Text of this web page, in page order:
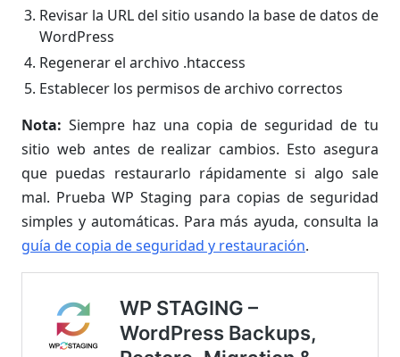
Revisar la URL del sitio usando la base de datos de
WordPress
Regenerar el archivo .htaccess
Establecer los permisos de archivo correctos
Nota: Siempre haz una copia de seguridad de tu
sitio web antes de realizar cambios. Esto asegura
que puedas restaurarlo rápidamente si algo sale
mal. Prueba WP Staging para copias de seguridad
simples y automáticas. Para más ayuda, consulta la
guía de copia de seguridad y restauración.